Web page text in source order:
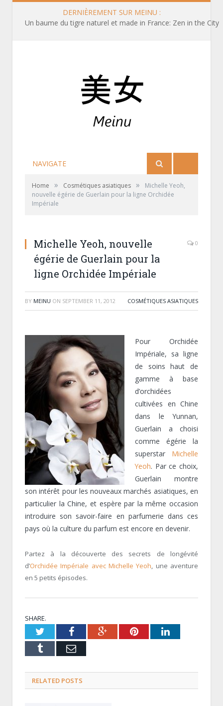
DERNIÈREMENT SUR MEINU :
Un baume du tigre naturel et made in France: Zen in the City
NAVIGATE
Home » Cosmétiques asiatiques »
Michelle Yeoh,
nouvelle égérie de Guerlain pour la ligne Orchidée
Impériale
Michelle Yeoh, nouvelle
égérie de Guerlain pour la
ligne Orchidée Impériale
0
BY MEINU ON SEPTEMBER 11, 2012 COSMÉTIQUES ASIATIQUES
Pour Orchidée
Impériale, sa ligne
de soins haut de
gamme à base
d’orchidées
cultivées en Chine
dans le Yunnan,
Guerlain a choisi
comme égérie la
superstar Michelle
Yeoh. Par ce choix,
Guerlain montre
son intérêt pour les nouveaux marchés asiatiques, en
particulier la Chine, et espère par la même occasion
introduire son savoir-faire en parfumerie dans ces
pays où la culture du parfum est encore en devenir.
Partez à la découverte des secrets de longévité
d’Orchidée Impériale avec Michelle Yeoh, une aventure
en 5 petits épisodes.
SHARE.
TwitterFacebookGoogle+PinterestLinkedIn
Tumblr Email
RELATED POSTS